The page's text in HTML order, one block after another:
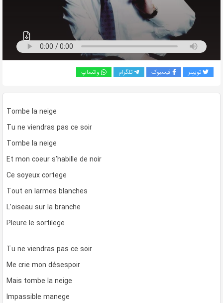
کپی
لینک
توییتر فیسبوک تلگرام واتساپ
Tombe la neige
Tu ne viendras pas ce soir
Tombe la neige
Et mon coeur s’habille de noir
Ce soyeux cortege
Tout en larmes blanches
L’oiseau sur la branche
Pleure le sortilege
Tu ne viendras pas ce soir
Me crie mon désespoir
Mais tombe la neige
Impassible manege